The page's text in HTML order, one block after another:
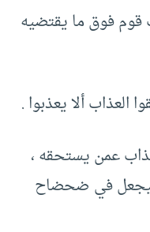
فوق ما يقتضيه
العذاب ألا يعذبوا .
عمن يستحقه ،
في ضحضاح